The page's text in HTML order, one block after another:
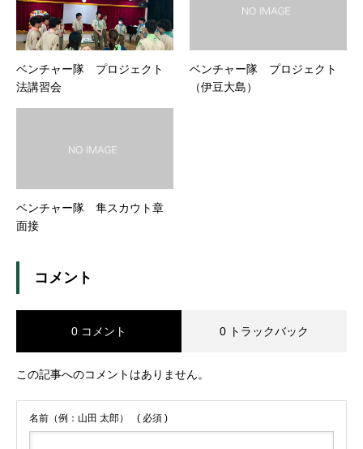
ベンチャー隊 プロジェクト
法講習会
ベンチャー隊 プロジェクト
（伊豆大島）
ベンチャー隊 隼スカウト章
面接
コメント
0 コメント 0 トラックバック
この記事へのコメントはありません。
名前（例：山田 太郎） ( 必須 )